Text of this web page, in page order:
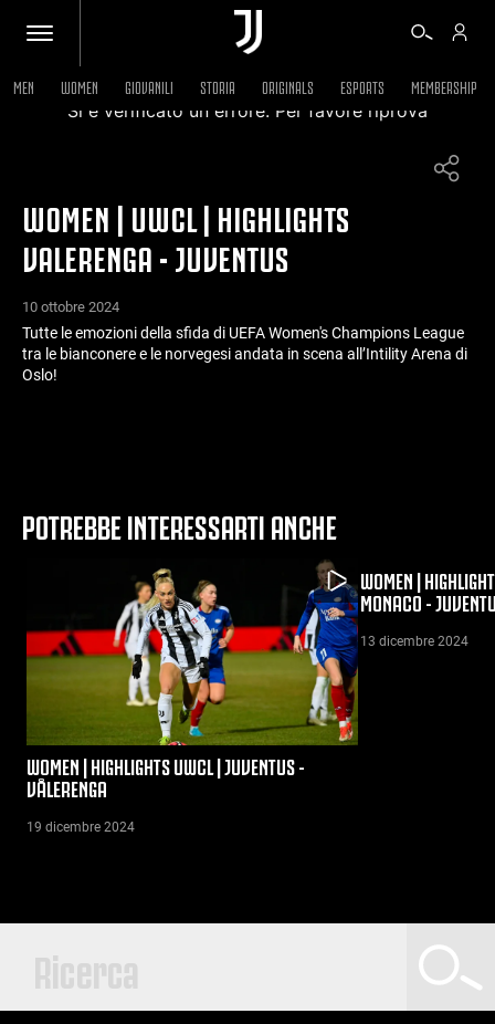
SHOP
BIANCONERI
VIDEO
MEN WOMEN GIOVANILI STORIA ORIGINALS ESPORTS MEMBERSHIP
Si è verificato un errore. Per favore riprova
WOMEN | UWCL | HIGHLIGHTS
VALERENGA - JUVENTUS
10 ottobre 2024
Tutte le emozioni della sfida di UEFA Women's Champions League
tra le bianconere e le norvegesi andata in scena all’Intility Arena di
Oslo!
POTREBBE INTERESSARTI ANCHE
WOMEN | HIGHLIGHTS UWCL | JUVENTUS -
VÅLERENGA
19 dicembre 2024
WOMEN |
MONACO -
13 dicembre 2024